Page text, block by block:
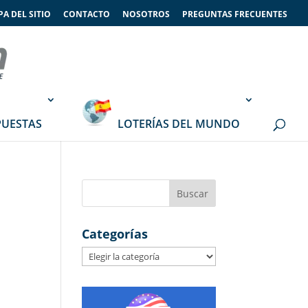
DEL SITIO CONTACTO NOSOTROS PREGUNTAS FRECUENTES
LOTERÍAS DEL MUNDO
Categorías
Categorías